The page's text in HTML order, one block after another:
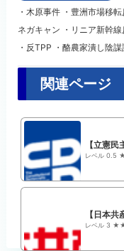
・木原事件 ・豊洲市場移
ネガキャン ・リニア新幹線
・反TPP ・酪農家潰し陰
関連ページ
レベル
レベル 3